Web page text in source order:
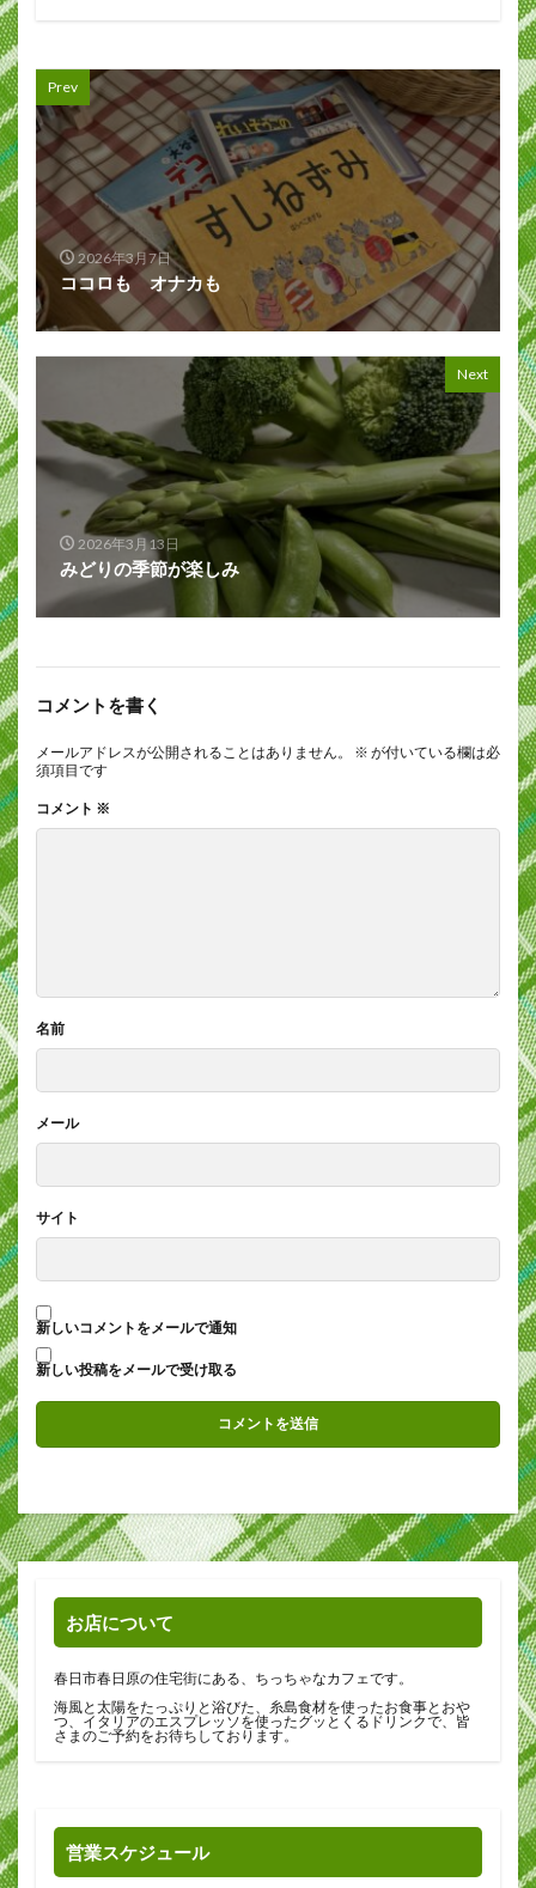
Prev
2026年3月7日
ココロも オナカも
Next
2026年3月13日
みどりの季節が楽しみ
コメントを書く
メールアドレスが公開されることはありません。 ※ が付いている欄は必
須項目です
コメント ※
名前
メール
サイト
新しいコメントをメールで通知
新しい投稿をメールで受け取る
お店について
春日市春日原の住宅街にある、ちっちゃなカフェです。
海風と太陽をたっぷりと浴びた、糸島食材を使ったお食事とおや
つ、イタリアのエスプレッソを使ったグッとくるドリンクで、皆
さまのご予約をお待ちしております。
営業スケジュール